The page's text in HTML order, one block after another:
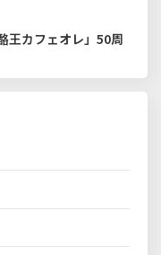
王カフェオレ」50周